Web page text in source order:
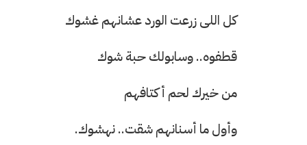
كل اللى زرعت الورد عشانهم غشوك
قطفوه.. وسابولك حبة شوك
من خيرك لحم أكتافهم
وأول ما أسنانهم شقت.. نهشوك.